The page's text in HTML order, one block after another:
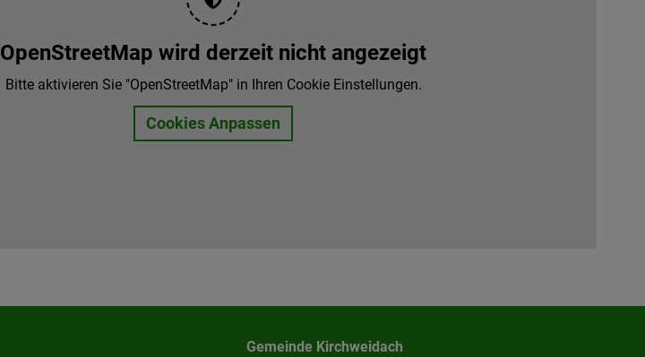
OpenStreetMap wird derzeit nicht angezeigt
Bitte aktivieren Sie "OpenStreetMap" in Ihren Cookie Einstellungen.
Cookies Anpassen
Gemeinde Kirchweidach